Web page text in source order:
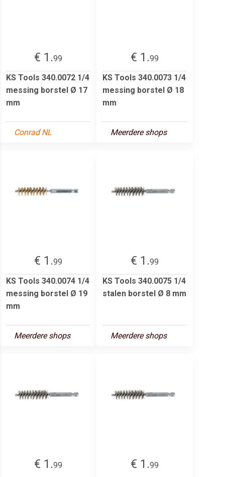
€ 1.99
KS Tools 340.0072 1/4
messing borstel Ø 17
mm
Conrad NL
€ 1.99
KS Tools 340.0073 1/4
messing borstel Ø 18
mm
Meerdere shops
€ 1.99
KS Tools 340.0074 1/4
messing borstel Ø 19
mm
Meerdere shops
€ 1.99
KS Tools 340.0075 1/4
stalen borstel Ø 8 mm
Meerdere shops
€ 1.99 € 1.99